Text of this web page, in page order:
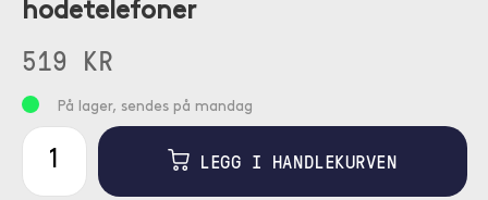
hodetelefoner
519 KR
På lager, sendes på mandag
LEGG I HANDLEKURVEN